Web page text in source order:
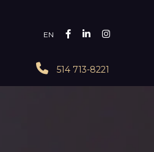
EN
514 713-8221